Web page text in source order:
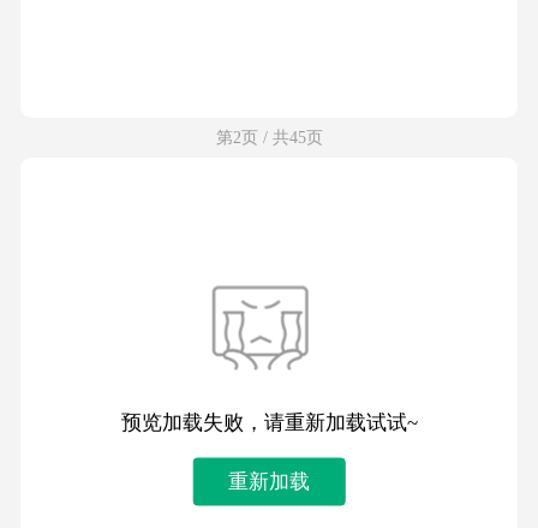
第2页 / 共45页
预览加载失败，请重新加载试试~
重新加载